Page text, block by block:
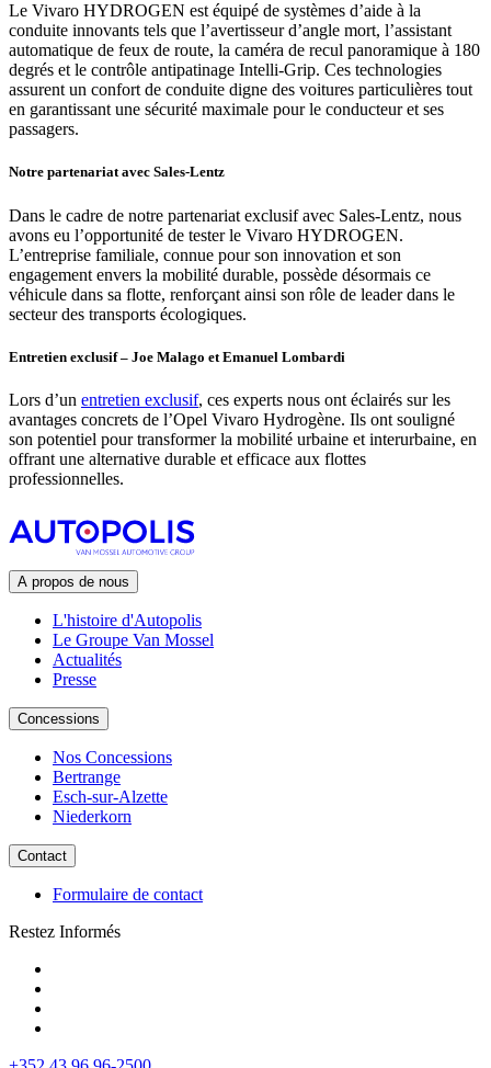
Le Vivaro HYDROGEN est équipé de systèmes d’aide à la
conduite innovants tels que l’avertisseur d’angle mort, l’assistant
automatique de feux de route, la caméra de recul panoramique à 180
degrés et le contrôle antipatinage Intelli-Grip. Ces technologies
assurent un confort de conduite digne des voitures particulières tout
en garantissant une sécurité maximale pour le conducteur et ses
passagers.
Notre partenariat avec Sales-Lentz
Dans le cadre de notre partenariat exclusif avec Sales-Lentz, nous
avons eu l’opportunité de tester le Vivaro HYDROGEN.
L’entreprise familiale, connue pour son innovation et son
engagement envers la mobilité durable, possède désormais ce
véhicule dans sa flotte, renforçant ainsi son rôle de leader dans le
secteur des transports écologiques.
Entretien exclusif – Joe Malago et Emanuel Lombardi
Lors d’un entretien exclusif, ces experts nous ont éclairés sur les
avantages concrets de l’Opel Vivaro Hydrogène. Ils ont souligné
son potentiel pour transformer la mobilité urbaine et interurbaine, en
offrant une alternative durable et efficace aux flottes
professionnelles.
A propos de nous
L'histoire d'Autopolis
Le Groupe Van Mossel
Actualités
Presse
Concessions
Nos Concessions
Bertrange
Esch-sur-Alzette
Niederkorn
Contact
Formulaire de contact
Restez Informés